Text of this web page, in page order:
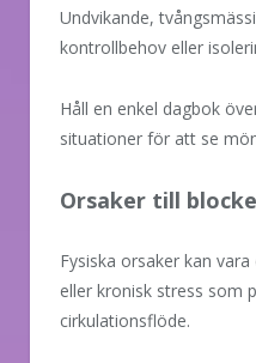
Undvikande,
kontrollbehov eller
Håll en enkel dagbok
situationer för att se
Orsaker till
Fysiska orsaker kan
eller kronisk stress som
cirkulationsflöde.